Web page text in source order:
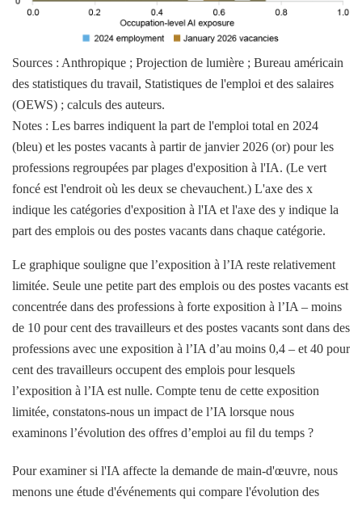
Sources : Anthropique ; Projection de lumière ; Bureau américain
des statistiques du travail, Statistiques de l'emploi et des salaires
(OEWS) ; calculs des auteurs.
Notes : Les barres indiquent la part de l'emploi total en 2024
(bleu) et les postes vacants à partir de janvier 2026 (or) pour les
professions regroupées par plages d'exposition à l'IA. (Le vert
foncé est l'endroit où les deux se chevauchent.) L'axe des x
indique les catégories d'exposition à l'IA et l'axe des y indique la
part des emplois ou des postes vacants dans chaque catégorie.
Le graphique souligne que l’exposition à l’IA reste relativement
limitée. Seule une petite part des emplois ou des postes vacants est
concentrée dans des professions à forte exposition à l’IA – moins
de 10 pour cent des travailleurs et des postes vacants sont dans des
professions avec une exposition à l’IA d’au moins 0,4 – et 40 pour
cent des travailleurs occupent des emplois pour lesquels
l’exposition à l’IA est nulle. Compte tenu de cette exposition
limitée, constatons-nous un impact de l’IA lorsque nous
examinons l’évolution des offres d’emploi au fil du temps ?
Pour examiner si l'IA affecte la demande de main-d'œuvre, nous
menons une étude d'événements qui compare l'évolution des